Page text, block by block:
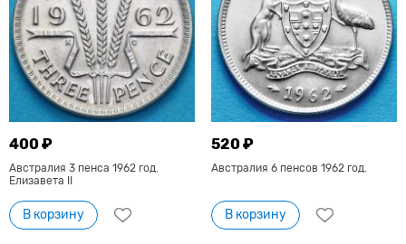
400 ₽
Австралия 3 пенса 1962 год.
Елизавета II
В корзину
520 ₽
Австралия 6 пенсов 1962 год.
В корзину